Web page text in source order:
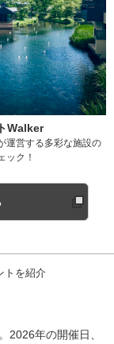
Walker
運営する多彩な施設の
ック！
トを紹介
2026年の開催日、